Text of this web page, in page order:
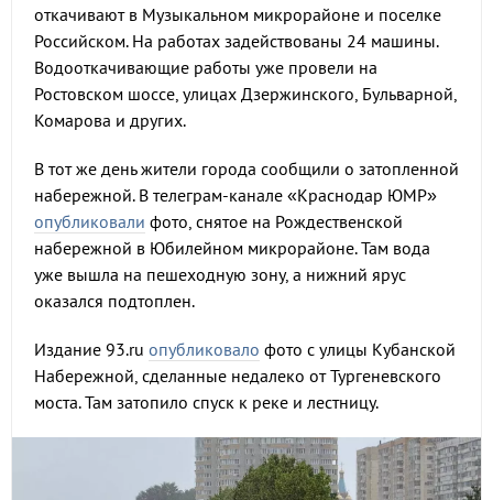
откачивают в Музыкальном микрорайоне и поселке
Российском. На работах задействованы 24 машины.
Водооткачивающие работы уже провели на
Ростовском шоссе, улицах Дзержинского, Бульварной,
Комарова и других.
В тот же день жители города сообщили о затопленной
набережной. В телеграм-канале «Краснодар ЮМР»
опубликовали фото, снятое на Рождественской
набережной в Юбилейном микрорайоне. Там вода
уже вышла на пешеходную зону, а нижний ярус
оказался подтоплен.
Издание 93.ru опубликовало фото с улицы Кубанской
Набережной, сделанные недалеко от Тургеневского
моста. Там затопило спуск к реке и лестницу.